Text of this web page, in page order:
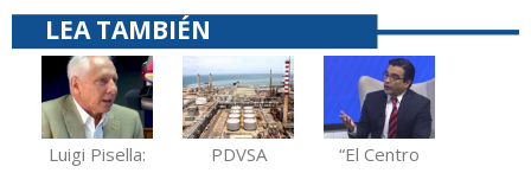
LEA TAMBIÉN
Luigi Pisella:
PDVSA
“El Centro